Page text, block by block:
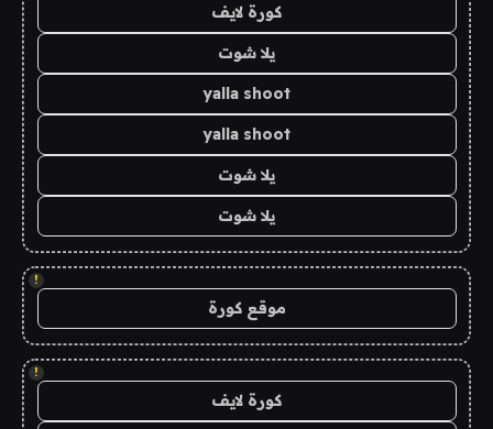
كورة لايف
يلا شوت
yalla shoot
yalla shoot
يلا شوت
يلا شوت
!
موقع كورة
!
كورة لايف